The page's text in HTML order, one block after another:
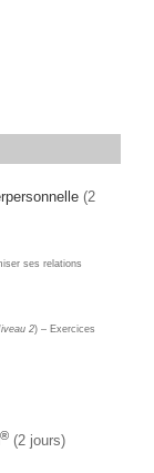
(2
ses relations
2) – Exercices
® (2 jours)